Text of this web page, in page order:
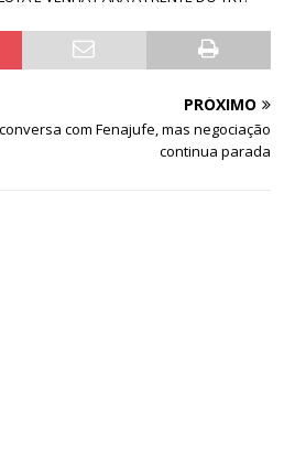
PRÓXIMO
com Fenajufe, mas negociação
continua parada